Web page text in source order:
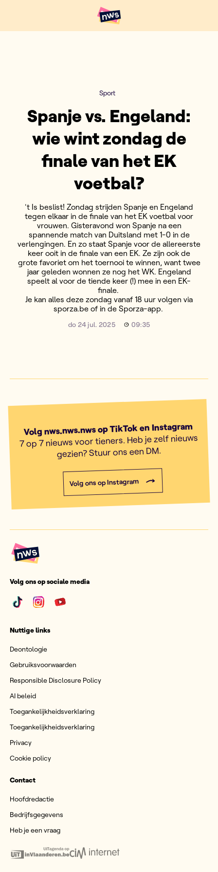
Hoofdpunten VRT NWS
Sport
Spanje vs. Engeland:
wie wint zondag de
finale van het EK
voetbal?
't Is beslist! Zondag strijden Spanje en Engeland
tegen elkaar in de finale van het EK voetbal voor
vrouwen. Gisteravond won Spanje na een
spannende match van Duitsland met 1-0 in de
verlengingen. En zo staat Spanje voor de allereerste
keer ooit in de finale van een EK. Ze zijn ook de
grote favoriet om het toernooi te winnen, want twee
jaar geleden wonnen ze nog het WK. Engeland
speelt al voor de tiende keer (!) mee in een EK-
finale.
Je kan alles deze zondag vanaf 18 uur volgen via
sporza.be of in de Sporza-app.
do 24 jul. 2025 09:35
Volg nws.nws.nws op TikTok en Instagram
7 op 7 nieuws voor tieners. Heb je zelf nieuws
gezien? Stuur ons een DM.
Volg ons op Instagram
Volg ons op sociale media
Nuttige links
Deontologie
Gebruiksvoorwaarden
Responsible Disclosure Policy
AI beleid
Toegankelijkheidsverklaring
Toegankelijkheidsverklaring
Privacy
Cookie policy
Contact
Hoofdredactie
Bedrijfsgegevens
Heb je een vraag